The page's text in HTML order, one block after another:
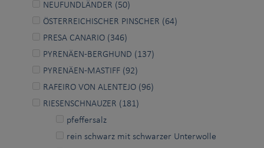
NEUFUNDLÄNDER (50)
ÖSTERREICHISCHER PINSCHER (64)
PRESA CANARIO (346)
PYRENÄEN-BERGHUND (137)
PYRENÄEN-MASTIFF (92)
RAFEIRO VON ALENTEJO (96)
RIESENSCHNAUZER (181)
pfeffersalz
rein schwarz mit schwarzer Unterwolle